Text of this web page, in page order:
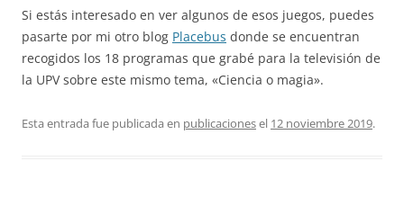
Si estás interesado en ver algunos de esos juegos, puedes
pasarte por mi otro blog Placebus donde se encuentran
recogidos los 18 programas que grabé para la televisión de
la UPV sobre este mismo tema, «Ciencia o magia».
Esta entrada fue publicada en publicacionesel 12 noviembre 2019.